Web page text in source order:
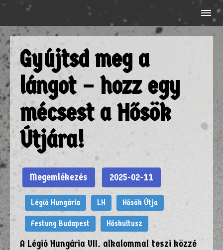
Gyújtsd meg a
lángot – hozz egy
mécsest a Hősök
Útjára!
Megemlékezés 2025-02-11
Légió Hungária LH Hősök Útja
Festung Budapest Hőskultusz
A Légió Hungária VII. alkalommal teszi közzé